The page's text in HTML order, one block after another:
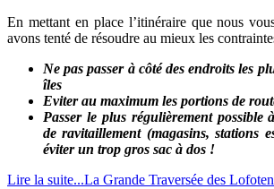
En mettant en place l’itinéraire que nous
avons tenté de résoudre au mieux les
Ne pas passer à côté des endroits les
îles
Eviter au maximum les portions de
Passer le plus régulièrement possible
de ravitaillement (magasins, stations
éviter un trop gros sac à dos !
Lire la suite...La Grande Traversée des Lofoten